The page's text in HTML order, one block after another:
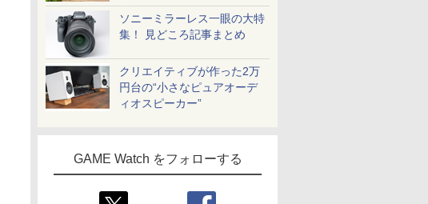
ソニーミラーレス一眼の大特
集！ 見どころ記事まとめ
クリエイティブが作った2万
円台の“小さなピュアオーデ
ィオスピーカー”
GAME Watch をフォローする